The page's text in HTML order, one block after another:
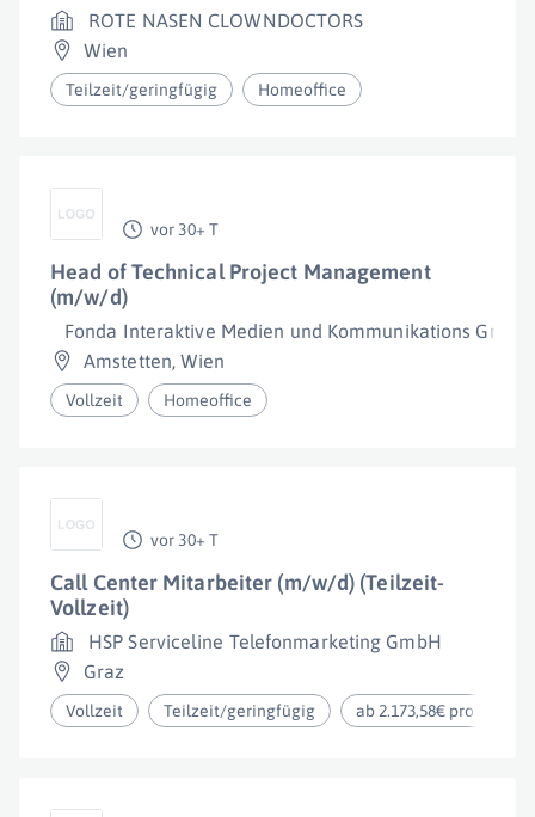
ROTE NASEN CLOWNDOCTORS
Wien
Teilzeit/geringfügig Homeoffice
vor 30+ T
Head of Technical Project Management
(m/w/d)
Fonda Interaktive Medien und Kommunikations GmbH
Amstetten,Wien
Vollzeit Homeoffice
vor 30+ T
Call Center Mitarbeiter (m/w/d) (Teilzeit-
Vollzeit)
HSP Serviceline Telefonmarketing GmbH
Graz
Vollzeit Teilzeit/geringfügig ab 2.173,58€ pro Monat